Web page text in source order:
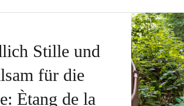
Stille und
für die
Ètang de la